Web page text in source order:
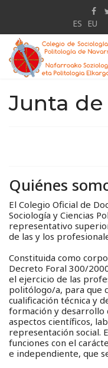
ES EU
Junta
Quiénes
El Colegio Oficial de
Sociología y Ciencias
representativo
de las y los
Constituida como
Decreto Foral 300/
el ejercicio de las
politólogo/a, para que
cualificación técnica y
formación y desarrollo
aspectos científicos,
representación social.
funciones con el
e independiente, que